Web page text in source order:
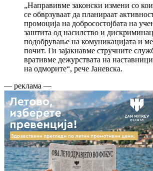
„Направивме законски измени со
се обврзуваат да планираат
промоција на добросостојбата на
заштита од насилство и
подобрување на комуникацијата и
почит. Ги зајакнавме стручните
вративме дежурствата на
на одморите“, рече Јаневска.
— реклама —